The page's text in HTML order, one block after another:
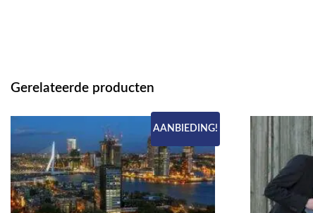
Gerelateerde producten
AANBIEDING!